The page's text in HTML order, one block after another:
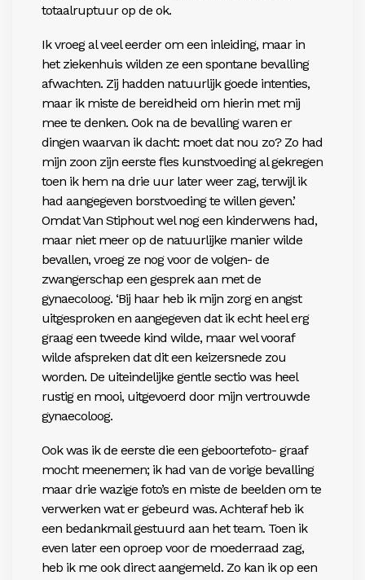
totaalruptuur op de ok.
Ik vroeg al veel eerder om een inleiding, maar in
het ziekenhuis wilden ze een spontane bevalling
afwachten. Zij hadden natuurlijk goede intenties,
maar ik miste de bereidheid om hierin met mij
mee te denken. Ook na de bevalling waren er
dingen waarvan ik dacht: moet dat nou zo? Zo had
mijn zoon zijn eerste fles kunstvoeding al gekregen
toen ik hem na drie uur later weer zag, terwijl ik
had aangegeven borstvoeding te willen geven.’
Omdat Van Stiphout wel nog een kinderwens had,
maar niet meer op de natuurlijke manier wilde
bevallen, vroeg ze nog voor de volgen- de
zwangerschap een gesprek aan met de
gynaecoloog. ‘Bij haar heb ik mijn zorg en angst
uitgesproken en aangegeven dat ik echt heel erg
graag een tweede kind wilde, maar wel vooraf
wilde afspreken dat dit een keizersnede zou
worden. De uiteindelijke gentle sectio was heel
rustig en mooi, uitgevoerd door mijn vertrouwde
gynaecoloog.
Ook was ik de eerste die een geboortefoto- graaf
mocht meenemen; ik had van de vorige bevalling
maar drie wazige foto’s en miste de beelden om te
verwerken wat er gebeurd was. Achteraf heb ik
een bedankmail gestuurd aan het team. Toen ik
even later een oproep voor de moederraad zag,
heb ik me ook direct aangemeld. Zo kan ik op een